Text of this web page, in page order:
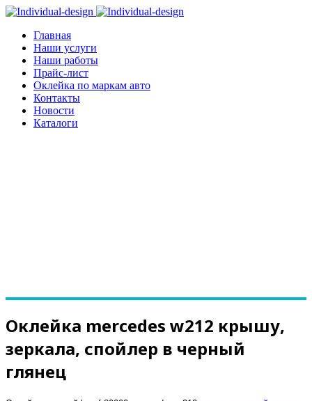
Главная
Наши услуги
Наши работы
Прайс-лист
Оклейка по маркам авто
Контакты
Новости
Каталоги
Оклейка mercedes w212 крышу,
зеркала, спойлер в черный
глянец